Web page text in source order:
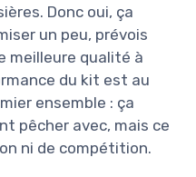
Donc oui, ça
un peu, prévois
meilleure qualité à
du kit est au
ensemble : ça
pêcher avec, mais ce
ni de compétition.